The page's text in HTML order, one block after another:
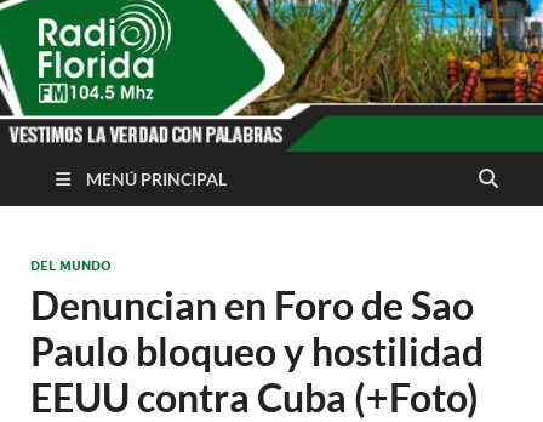
Radio Florida de
Cuba
Noticias y Actualidades de Florida, Camagüey,
MENÚ PRINCIPAL
DEL MUNDO
Denuncian en Foro de Sao
Paulo bloqueo y hostilidad
EEUU contra Cuba (+Foto)